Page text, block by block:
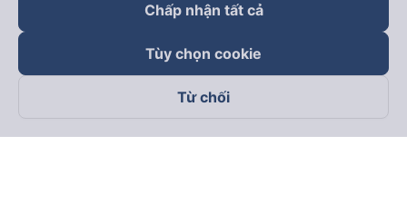
Theo dõi chúng tôi trên
Chấp nhận tất cả
Tùy chọn cookie
Từ chối